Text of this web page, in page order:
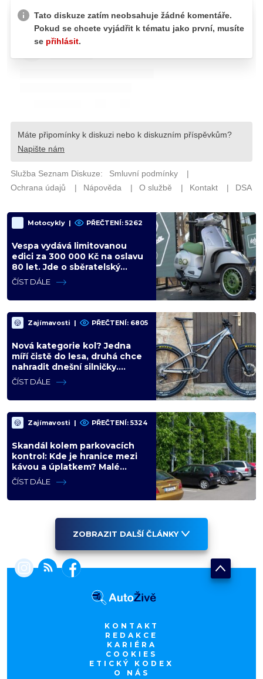
Motocykly | PŘEČTENÍ: 5262
Vespa vydává limitovanou
edici za 300 000 Kč na oslavu
80 let. Jde o sběratelský
kalkul místo jízdního upgradu
ČÍST DÁLE
Zajímavosti | PŘEČTENÍ: 6805
Nová kategorie kol? Jedna
míří čistě do lesa, druhá chce
nahradit dnešní silničky.
Cyklisté mají rozporuplné
názory
ČÍST DÁLE
Zajímavosti | PŘEČTENÍ: 5324
Skandál kolem parkovacích
kontrol: Kde je hranice mezi
kávou a úplatkem? Malé
město, malá výhoda, velký
problém
ČÍST DÁLE
ZOBRAZIT DALŠÍ ČLÁNKY
KONTAKT
REDAKCE
KARIÉRA
COOKIES
ETICKÝ KODEX
O NÁS